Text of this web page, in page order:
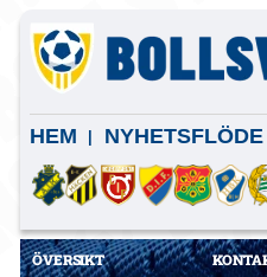
HEM NYHETSFLÖDE
ÖVERSIKT